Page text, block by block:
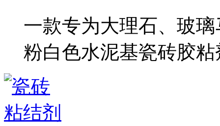
一款专为大理石、玻
粉白色水泥基瓷砖胶